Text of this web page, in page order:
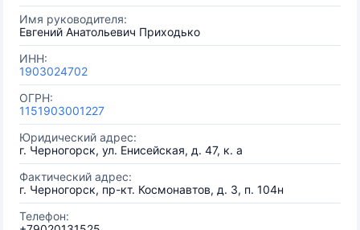
Имя руководителя:
Евгений Анатольевич Приходько
ИНН:
1903024702
ОГРН:
1151903001227
Юридический адрес:
г. Черногорск, ул. Енисейская, д. 47, к. а
Фактический адрес:
г. Черногорск, пр-кт. Космонавтов, д. 3, п. 104н
Телефон: